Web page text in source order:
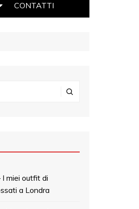
CONTATTI
miei outfit di
a Londra